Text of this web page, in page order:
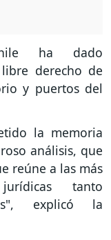
ha dado
derecho de
y puertos del
la memoria
análisis, que
reúne a las más
jurídicas tanto
explicó la